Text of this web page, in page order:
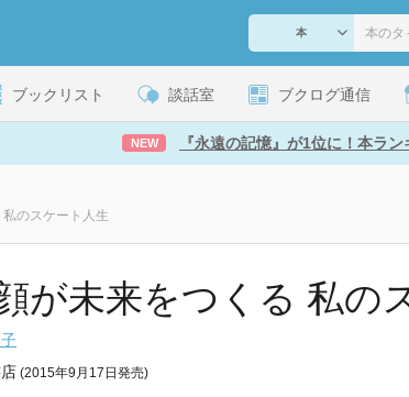
ブックリスト 談話室 ブクログ通信
NEW 『永遠の記憶』が1位に！本ラン
のスケート人生
が未来をつくる 私の
(2015年9月17日発売)